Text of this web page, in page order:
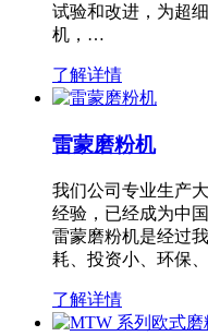
试验和改进，为超
机，…
了解详情
雷蒙磨粉机
我们公司专业生产
经验，已经成为中
雷蒙磨粉机是经过
耗、投资小、环保
了解详情